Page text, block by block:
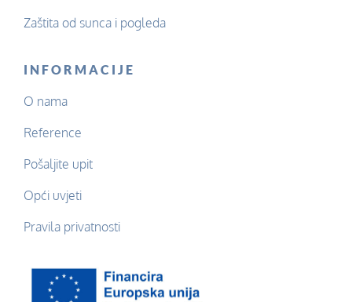
Zaštita od sunca i pogleda
INFORMACIJE
O nama
Reference
Pošaljite upit
Opći uvjeti
Pravila privatnosti